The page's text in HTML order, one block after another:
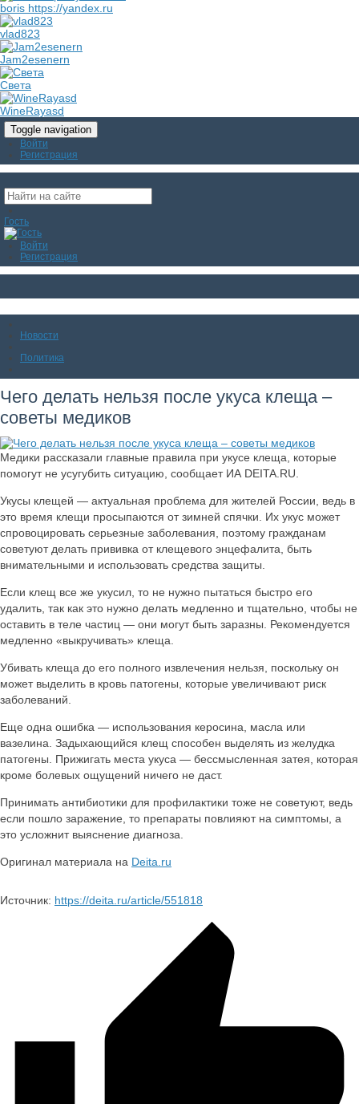
boris https://yandex.ru
vlad823
Jam2esenern
Света
WineRayasd
Toggle navigation
Войти
Регистрация
Гость
Войти
Регистрация
Новости
Политика
Чего делать нельзя после укуса клеща –
советы медиков
Медики рассказали главные правила при укусе клеща, которые
помогут не усугубить ситуацию, сообщает ИА DEITA.RU.
Укусы клещей — актуальная проблема для жителей России, ведь в
это время клещи просыпаются от зимней спячки. Их укус может
спровоцировать серьезные заболевания, поэтому гражданам
советуют делать прививка от клещевого энцефалита, быть
внимательными и использовать средства защиты.
Если клещ все же укусил, то не нужно пытаться быстро его
удалить, так как это нужно делать медленно и тщательно, чтобы не
оставить в теле частиц — они могут быть заразны. Рекомендуется
медленно «выкручивать» клеща.
Убивать клеща до его полного извлечения нельзя, поскольку он
может выделить в кровь патогены, которые увеличивают риск
заболеваний.
Еще одна ошибка — использования керосина, масла или
вазелина. Задыхающийся клещ способен выделять из желудка
патогены. Прижигать места укуса — бессмысленная затея, которая
кроме болевых ощущений ничего не даст.
Принимать антибиотики для профилактики тоже не советуют, ведь
если пошло заражение, то препараты повлияют на симптомы, а
это усложнит выяснение диагноза.
Оригинал материала на Deita.ru
Источник: https://deita.ru/article/551818